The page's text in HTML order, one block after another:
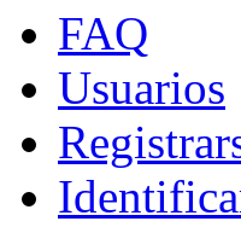
FAQ
Usuarios